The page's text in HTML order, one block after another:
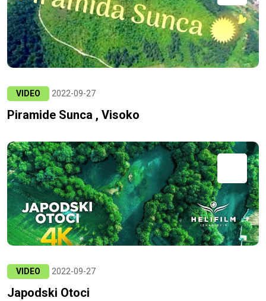
VIDEO 2022-09-27
Piramide Sunca , Visoko
VIDEO 2022-09-27
Japodski Otoci